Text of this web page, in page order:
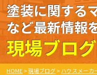
塗装に関する
など最新情報
現場ブログ
HOME>現場ブログ>ハウスメーカ